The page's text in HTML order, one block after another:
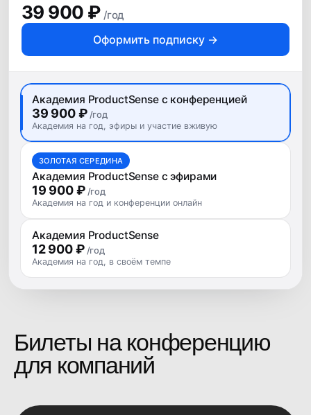
Академия ProductSense с конференцией
39 900 ₽ /год
Академия на год, эфиры и участие вживую
ЗОЛОТАЯ СЕРЕДИНА
Академия ProductSense с эфирами
19 900 ₽ /год
Академия на год и конференции онлайн
Академия ProductSense
12 900 ₽ /год
Академия на год, в своём темпе
39 900 ₽ /год
Оформить подписку →
10−11 сентября 2026, Москва
Онлайн-доступ к докладам
30+ часов контента
с 1 компьютера
и мастер-классов
Онлайн- и офлайн-
пространство для общения с
Пакет участника
Кофе-брейки
Обеды